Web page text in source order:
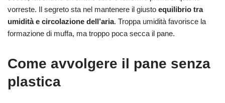
vorreste. Il segreto sta nel mantenere il giusto equilibrio tra
umidità e circolazione dell’aria. Troppa umidità favorisce la
formazione di muffa, ma troppo poca secca il pane.
Come avvolgere il pane senza
plastica